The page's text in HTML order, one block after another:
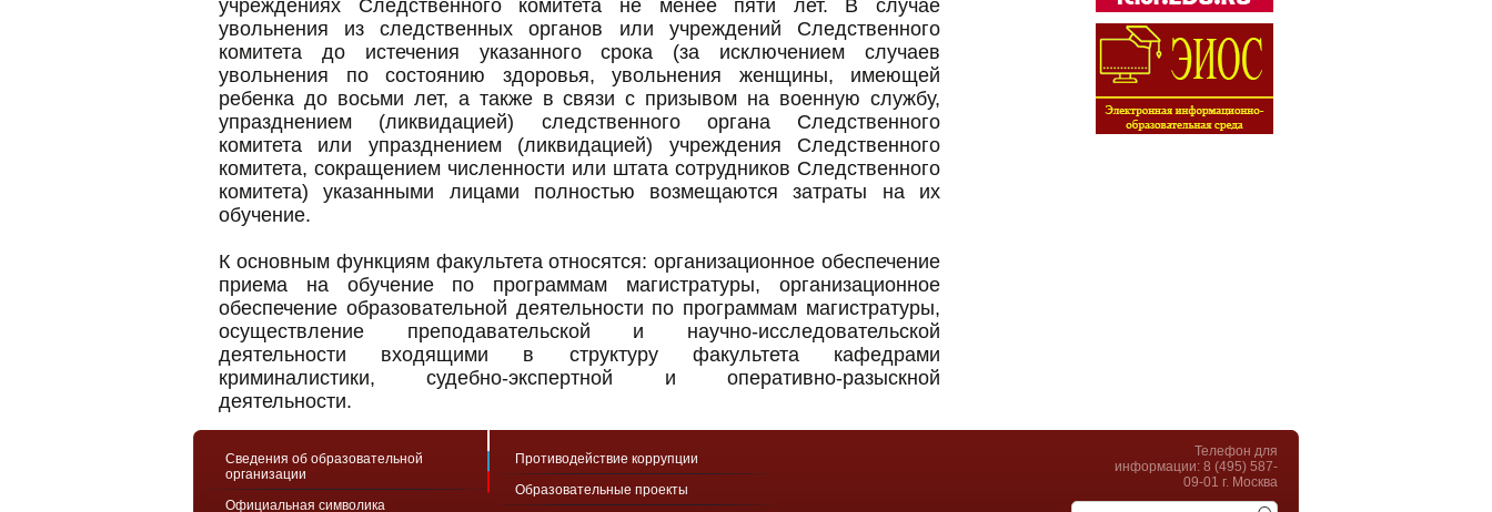
учреждениях Следственного комитета не менее пяти лет. В случае
увольнения из следственных органов или учреждений Следственного
комитета до истечения указанного срока (за исключением случаев
увольнения по состоянию здоровья, увольнения женщины, имеющей
ребенка до восьми лет, а также в связи с призывом на военную службу,
упразднением (ликвидацией) следственного органа Следственного
комитета или упразднением (ликвидацией) учреждения Следственного
комитета, сокращением численности или штата сотрудников Следственного
комитета) указанными лицами полностью возмещаются затраты на их
обучение.
К основным функциям факультета относятся: организационное обеспечение
приема на обучение по программам магистратуры, организационное
обеспечение образовательной деятельности по программам магистратуры,
осуществление преподавательской и научно-исследовательской
деятельности входящими в структуру факультета кафедрами
криминалистики, судебно-экспертной и оперативно-разыскной
деятельности.
Сведения об образовательной
организации
Официальная символика
Противодействие коррупции
Образовательные проекты
Телефон для
информации: 8 (495) 587-
09-01 г. Москва